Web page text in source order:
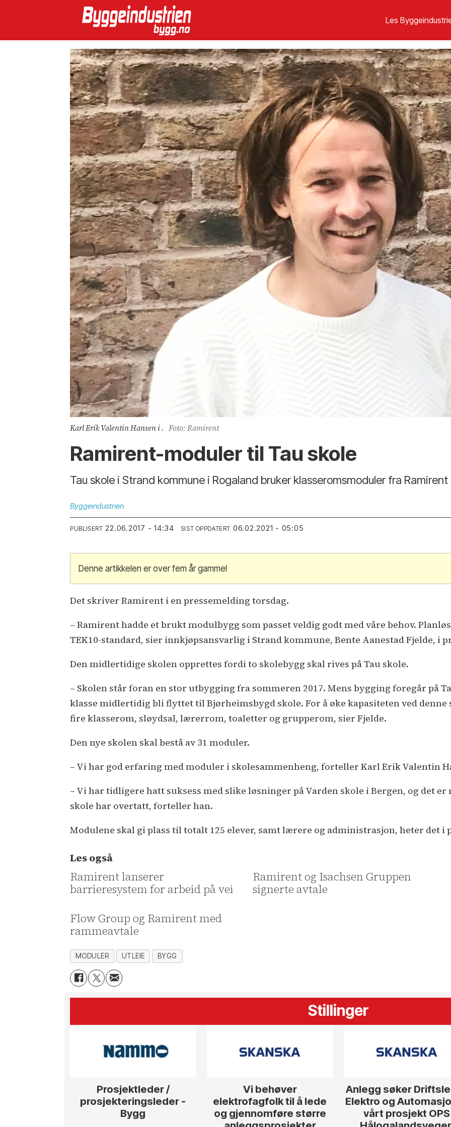
Les
Karl Erik Valentin Hansen i . Foto: Ramirent
Ramirent-moduler til Tau skole
Tau skole i Strand kommune i Rogaland bruker klasseromsmoduler fra
Byggeindustrien
PUBLISERT 22.06.2017 - 14:34 SIST OPPDATERT 06.02.2021 - 05:05
Denne artikkelen er over fem år gammel
Det skriver Ramirent i en pressemelding torsdag.
– Ramirent hadde et brukt modulbygg som passet veldig godt med våre behov.
TEK10-standard, sier innkjøpsansvarlig i Strand kommune, Bente Aanestad Fjelde, i
Den midlertidige skolen opprettes fordi to skolebygg skal rives på Tau skole.
– Skolen står foran en stor utbygging fra sommeren 2017. Mens bygging foregår på
klasse midlertidig bli flyttet til Bjørheimsbygd skole. For å øke kapasiteten ved
fire klasserom, sløydsal, lærerrom, toaletter og grupperom, sier Fjelde.
Den nye skolen skal bestå av 31 moduler.
– Vi har god erfaring med moduler i skolesammenheng, forteller Karl Erik Valentin
– Vi har tidligere hatt suksess med slike løsninger på Varden skole i Bergen, og det
skole har overtatt, forteller han.
Modulene skal gi plass til totalt 125 elever, samt lærere og administrasjon, heter det i
Les også
Ramirent lanserer
barrieresystem for arbeid på vei
Ramirent og Isachsen Gruppen
signerte avtale
Flow Group og Ramirent med
rammeavtale
MODULER UTLEIE BYGG
Stillinger
Prosjektleder /
prosjekteringsleder -
Bygg
Vi behøver
elektrofagfolk til å lede
og gjennomføre større
Anlegg søker
Elektro og
vårt prosjekt OPS